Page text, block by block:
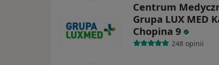
Centrum
Grupa LUX MED
Chopina 9
248 opinii